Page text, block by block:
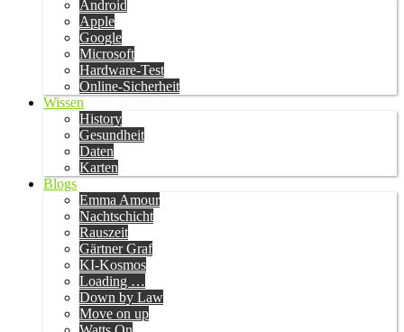
Android
Apple
Google
Microsoft
Hardware-Test
Online-Sicherheit
Wissen
History
Gesundheit
Daten
Karten
Blogs
Emma Amour
Nachtschicht
Rauszeit
Gärtner Graf
KI-Kosmos
Loading …
Down by Law
Move on up